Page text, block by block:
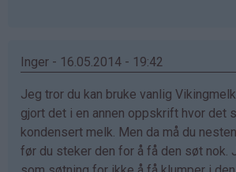
Inger - 16.05.2014 - 19:42
Jeg tror du kan bruke vanlig
gjort det i en annen oppskrift hvor det
kondensert melk. Men da må du
før du steker den for å få den søt nok.